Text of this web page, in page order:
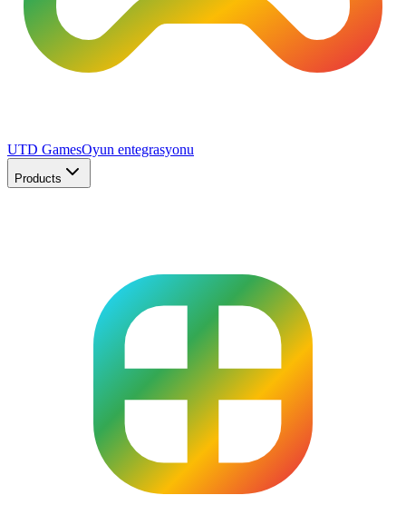
UTD GamesOyun entegrasyonu
Products